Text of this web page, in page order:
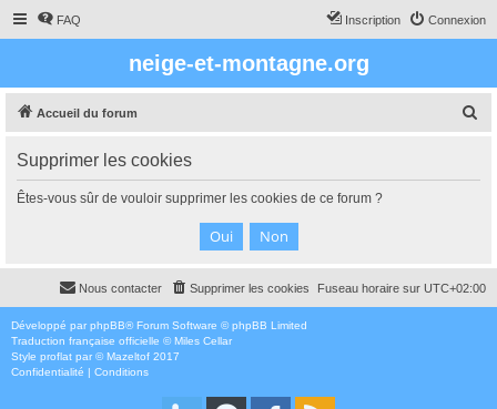
FAQ Connexion
Inscription
neige-et-montagne.org
Accueil du forum
c
Supprimer les cookies
Êtes-vous sûr de vouloir supprimer les cookies de ce forum ?
Fuseau horaire sur UTC+02:00
Supprimer les cookies
Nous contacter
Développé par phpBB® Forum Software © phpBB Limited
Traduction française officielle ©Miles Cellar
Style proflat par ©Mazeltof 2017
Confidentialité | Conditions